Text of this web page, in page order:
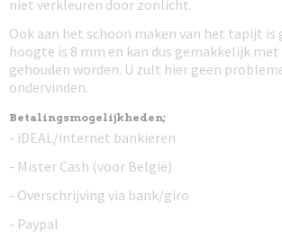
niet verkleuren door zonlicht.
Ook aan het schoon maken van het tapijt is
hoogte is 8 mm en kan dus gemakkelijk
gehouden worden. U zult hier geen
ondervinden.
Betalingsmogelijkheden;
- iDEAL/internet bankieren
- Mister Cash (voor België)
- Overschrijving via bank/giro
- Paypal